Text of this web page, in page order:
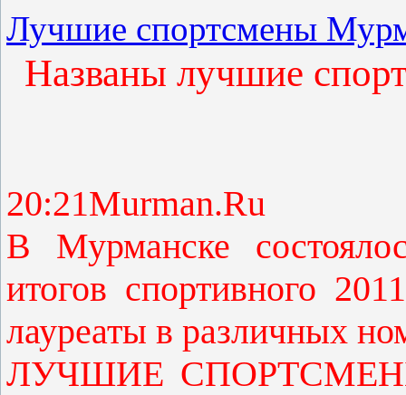
Лучшие спортсмены
Названы лучшие
20:21Murman.Ru
В Мурманске
итогов спортивного
лауреаты в различных
ЛУЧШИЕ